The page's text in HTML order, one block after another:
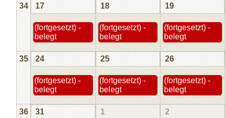
34 17
(fortgesetzt) -
belegt
18
(fortgesetzt) -
belegt
19
(fortgesetzt) -
belegt
35 24
(fortgesetzt) -
belegt
25
(fortgesetzt) -
belegt
26
(fortgesetzt) -
belegt
36 31 1 2